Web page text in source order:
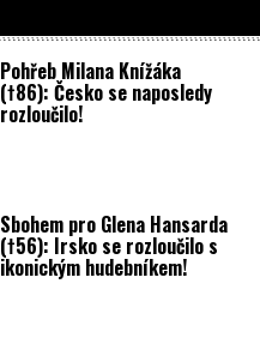
Pohřeb Milana Knížáka
(†86): Česko se naposledy
rozloučilo!
Sbohem pro Glena Hansarda
(†56): Irsko se rozloučilo s
ikonickým hudebníkem!